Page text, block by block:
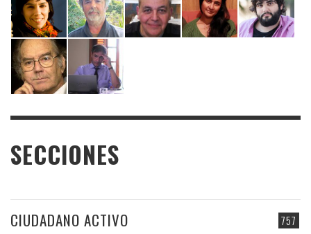
SECCIONES
757
CIUDADANO ACTIVO